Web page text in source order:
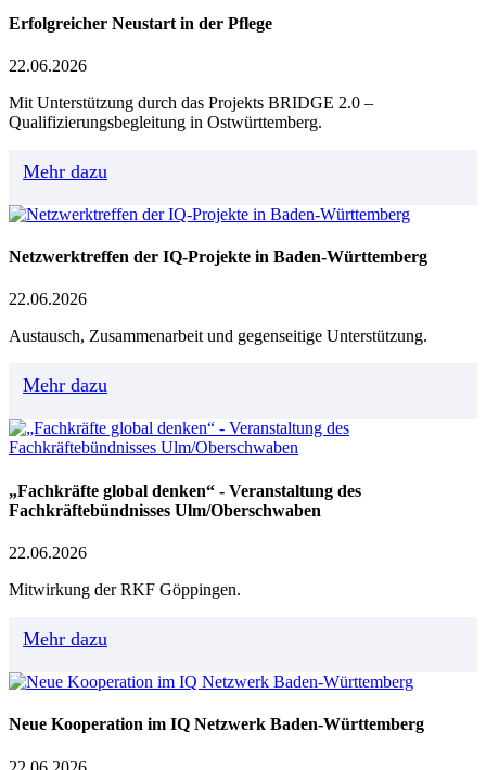
Erfolgreicher Neustart in der Pflege
22.06.2026
Mit Unterstützung durch das Projekts BRIDGE 2.0 –
Qualifizierungsbegleitung in Ostwürttemberg.
Mehr dazu
Netzwerktreffen der IQ-Projekte in Baden-Württemberg
22.06.2026
Austausch, Zusammenarbeit und gegenseitige Unterstützung.
Mehr dazu
„Fachkräfte global denken“ - Veranstaltung des
Fachkräftebündnisses Ulm/Oberschwaben
22.06.2026
Mitwirkung der RKF Göppingen.
Mehr dazu
Neue Kooperation im IQ Netzwerk Baden-Württemberg